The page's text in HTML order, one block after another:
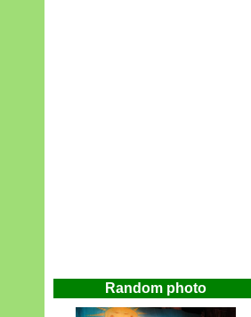
Random photo